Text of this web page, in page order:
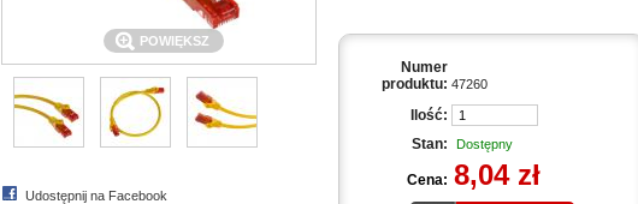
POWIĘKSZ
Udostępnij na Facebook
Numer
produktu: 47260
Ilość:
Stan:
Dostępny
Cena: 8,04 zł